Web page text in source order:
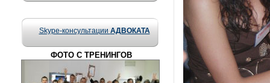
Skype-консультации АДВОКАТА
ФОТО С ТРЕНИНГОВ